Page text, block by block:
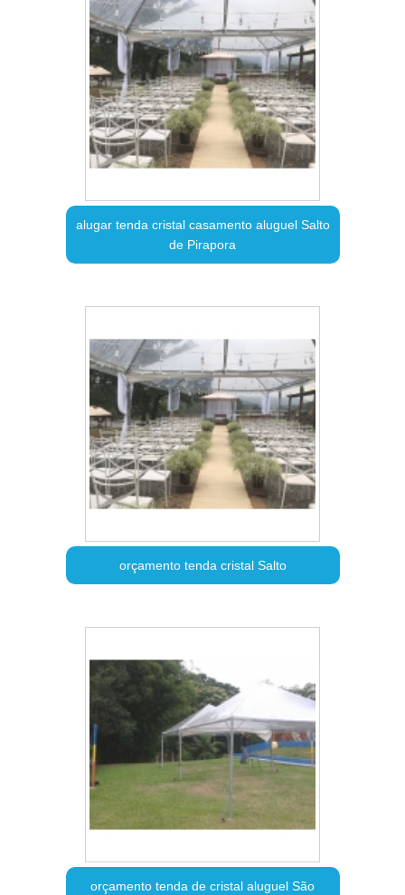
alugar tenda cristal casamento aluguel Salto
de Pirapora
orçamento tenda cristal Salto
orçamento tenda de cristal aluguel São